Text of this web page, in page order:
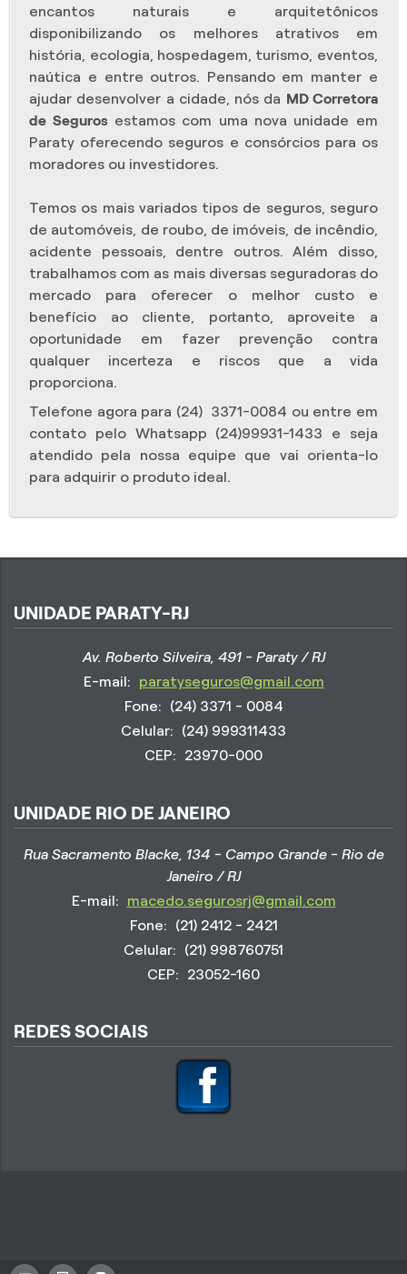
encantos naturais e arquitetônicos
disponibilizando os melhores atrativos em
história, ecologia, hospedagem, turismo, eventos,
naútica e entre outros. Pensando em manter e
ajudar desenvolver a cidade, nós da MD Corretora
de Segurosestamos com uma nova unidade em
Paraty oferecendo seguros e consórcios para os
moradores ou investidores.
Temos os mais variados tipos de seguros, seguro
de automóveis, de roubo, de imóveis, de incêndio,
acidente pessoais, dentre outros. Além disso,
trabalhamos com as mais diversas seguradoras do
mercado para oferecer o melhor custo e
benefício ao cliente, portanto, aproveite a
oportunidade em fazer prevenção contra
qualquer incerteza e riscos que a vida
proporciona.
Telefone agora para (24) 3371-0084 ou entre em
contato pelo Whatsapp (24)99931-1433 e seja
atendido pela nossa equipe que vai orienta-lo
para adquirir o produto ideal.
UNIDADE PARATY-RJ
Av. Roberto Silveira, 491 - Paraty / RJ
E-mail:
paratyseguros@gmail.com
Fone:
(24) 3371 - 0084
Celular:
(24) 999311433
CEP:
23970-000
UNIDADE RIO DE JANEIRO
Rua Sacramento Blacke, 134 - Campo Grande - Rio de
Janeiro / RJ
E-mail:
macedo.segurosrj@gmail.com
Fone:
(21) 2412 - 2421
Celular:
(21) 998760751
CEP:
23052-160
REDES SOCIAIS